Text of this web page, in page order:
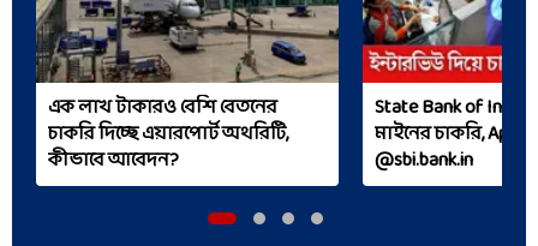
এক লাখ টাকারও বেশি বেতনের
চাকরি দিচ্ছে এয়ারপোর্ট অথরিটি,
কীভাবে আবেদন?
State Bank of India
মাইনের চাকরি,
@sbi.bank.in